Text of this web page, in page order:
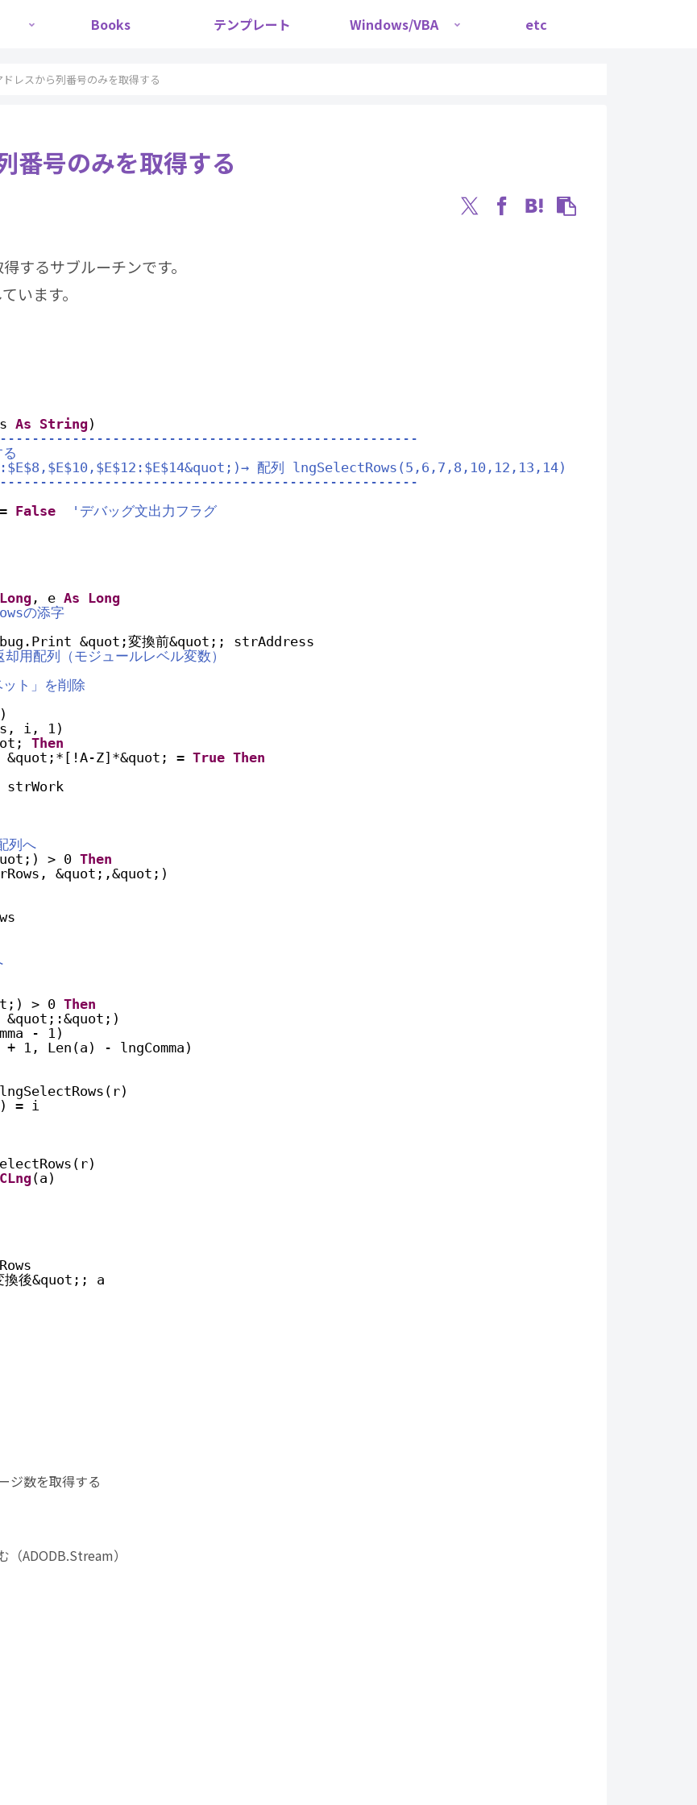
Books テンプレート Windows/VBA etc
レスから列番号のみを取得する
番号のみを取得する
するサブルーチンです。
います。
As String)
配列 lngSelectRows(5,6,7,8,10,12,13,14)
= False
'デバッグ文出力フラグ
Long , e As Long
の添字
&quot;変換前&quot;; strAddress
用配列（モジュールレベル変数）
ト」を削除
i, 1)
Then
&quot;*[!A-Z]*&quot; = True Then
strWork
列へ
> 0 Then
&quot;,&quot;)
> 0 Then
&quot;:&quot;)
- 1)
+ 1, Len(a) - lngComma)
lngSelectRows(r)
= i
CLng(a)
後&quot;; a
ジ数を取得する
ADODB.Stream）